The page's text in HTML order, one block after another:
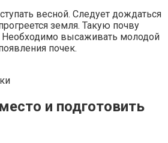
весной. Следует дождаться
земля. Такую почву
Необходимо высаживать молодой
почек.
и подготовить